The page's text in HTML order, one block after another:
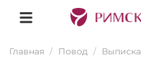
Главная Повод Выписка